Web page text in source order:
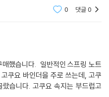
0 댓글0
했습니다. 일반적인 스프링 노트
쿠요 바인더을 주로 쓰는데, 고쿠
습니다. 고쿠요 속지는 부드럽고